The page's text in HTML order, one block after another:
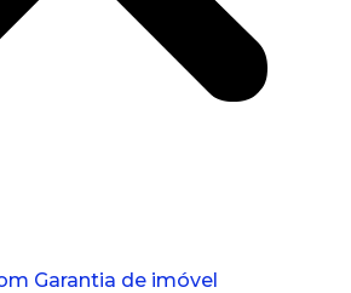
Garantia de imóvel